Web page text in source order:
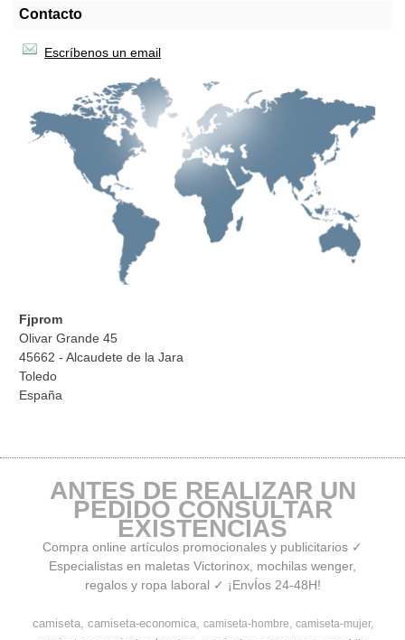
Contacto
Escríbenos un email
Fjprom
Olivar Grande 45
45662 - Alcaudete de la Jara
Toledo
España
ANTES DE REALIZAR UN
PEDIDO CONSULTAR
EXISTENCIAS
Compra online artículos promocionales y publicitarios ✓
Especialistas en maletas Victorinox, mochilas wenger,
regalos y ropa laboral ✓ ¡EnvÍos 24-48H!
camiseta camiseta-economica camiseta-hombre camiseta-mujer